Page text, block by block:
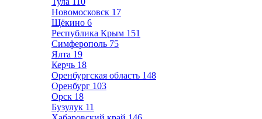
Новомосковск 17
Щёкино 6
Республика Крым 151
Симферополь 75
Ялта 19
Керчь 18
Оренбургская область 148
Оренбург 103
Орск 18
Бузулук 11